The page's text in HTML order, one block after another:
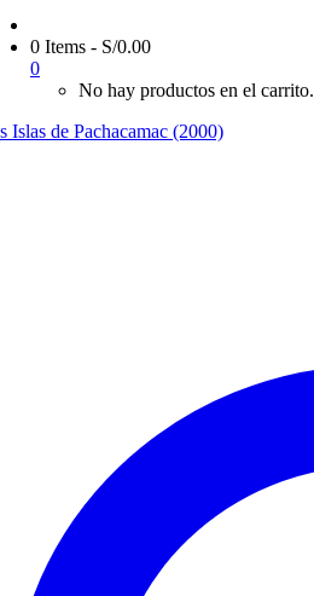
0 Items - S/0.00
0
No hay productos en el carrito.